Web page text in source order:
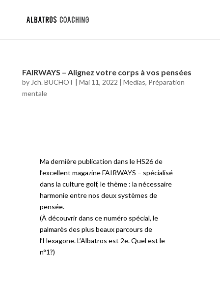
FAIRWAYS – Alignez votre corps à vos pensées
by Jch. BUCHOT | Mai 11, 2022 | Medias, Préparation
mentale
Ma dernière publication dans le HS26 de
l’excellent magazine FAIRWAYS – spécialisé
dans la culture golf, le thème : la nécessaire
harmonie entre nos deux systèmes de
pensée.
(À découvrir dans ce numéro spécial, le
palmarès des plus beaux parcours de
l’Hexagone. L’Albatros est 2e. Quel est le
n°1?)